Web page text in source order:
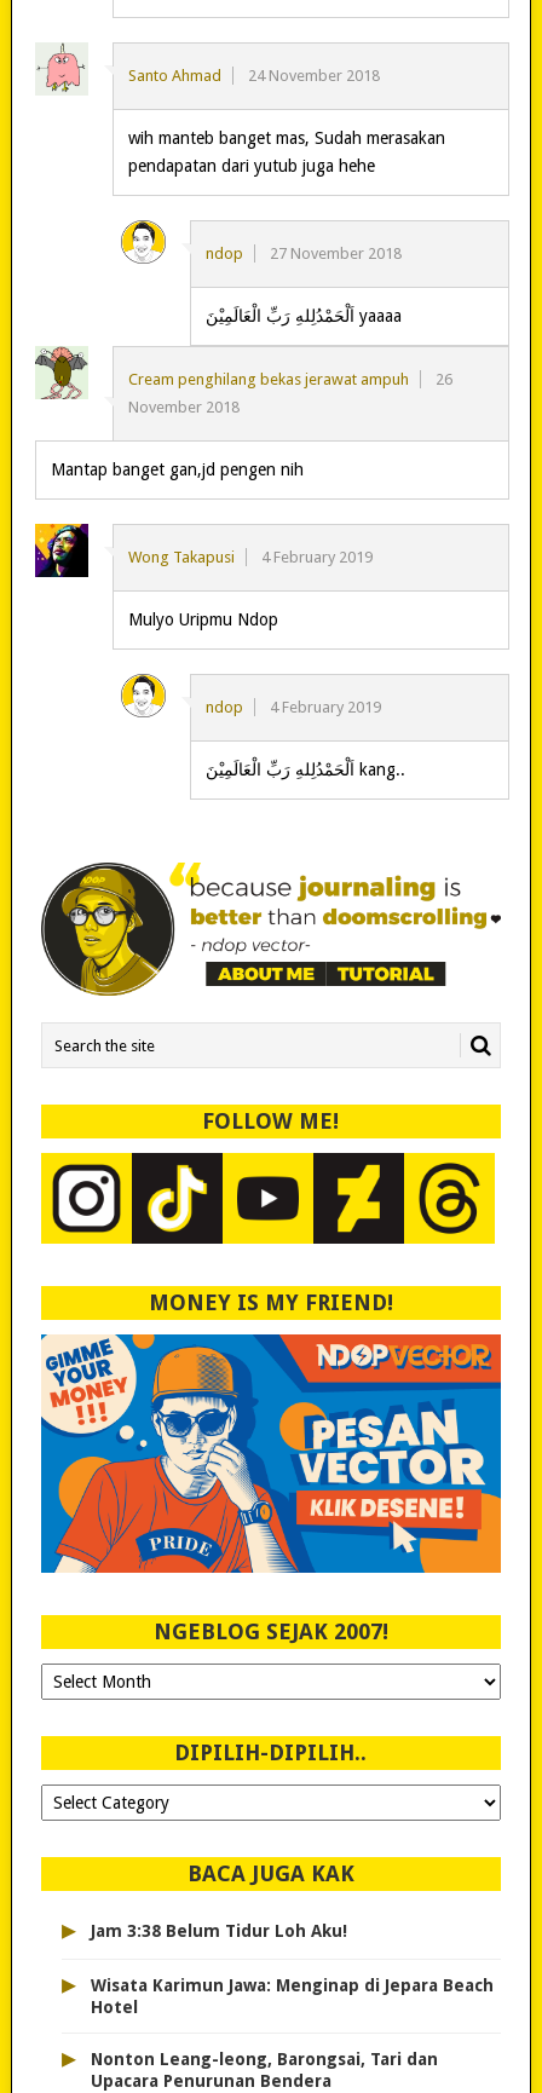
Santo Ahmad 24 November 2018
wih manteb banget mas, Sudah merasakan
pendapatan dari yutub juga hehe
ndop 27 November 2018
‎اَلْحَمْدُلِلهِ رَبِّ الْعَالَمِيْنَ yaaaa
Cream penghilang bekas jerawat ampuh
26
November 2018
Mantap banget gan,jd pengen nih
Wong Takapusi 4 February 2019
Mulyo Uripmu Ndop
ndop 4 February 2019
‎اَلْحَمْدُلِلهِ رَبِّ الْعَالَمِيْنَ kang..
FOLLOW ME!
MONEY IS MY FRIEND!
NGEBLOG SEJAK 2007!
Ngeblog
Sejak
DIPILIH-DIPILIH..
Dipilih-
dipilih..
BACA JUGA KAK
▸ Jam 3:38 Belum Tidur Loh Aku!
▸
Wisata Karimun Jawa: Menginap di Jepara Beach
Hotel
▸
Nonton Leang-leong, Barongsai, Tari dan
Upacara Penurunan Bendera